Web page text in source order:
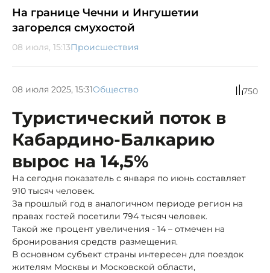
На границе Чечни и Ингушетии
загорелся смухостой
08 июля, 15:13Происшествия
08 июля 2025, 15:31Общество 750
Туристический поток в
Кабардино-Балкарию
вырос на 14,5%
На сегодня показатель с января по июнь составляет
910 тысяч человек.
За прошлый год в аналогичном периоде регион на
правах гостей посетили 794 тысяч человек.
Такой же процент увеличения - 14 – отмечен на
бронирования средств размещения.
В основном субъект страны интересен для поездок
жителям Москвы и Московской области,